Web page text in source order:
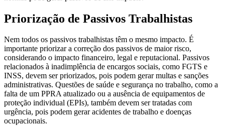
Priorização de Passivos Trabalhistas
Nem todos os passivos trabalhistas têm o mesmo impacto. É
importante priorizar a correção dos passivos de maior risco,
considerando o impacto financeiro, legal e reputacional. Passivos
relacionados à inadimplência de encargos sociais, como FGTS e
INSS, devem ser priorizados, pois podem gerar multas e sanções
administrativas. Questões de saúde e segurança no trabalho, como a
falta de um PPRA atualizado ou a ausência de equipamentos de
proteção individual (EPIs), também devem ser tratadas com
urgência, pois podem gerar acidentes de trabalho e doenças
ocupacionais.